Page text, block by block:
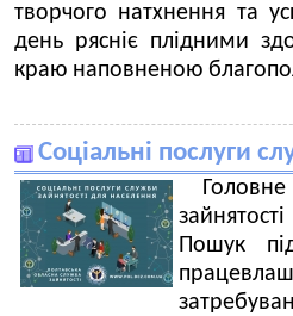
творчого натхнення та
день рясніє плідними
краю наповненою
Соціальні послуги
Пошук